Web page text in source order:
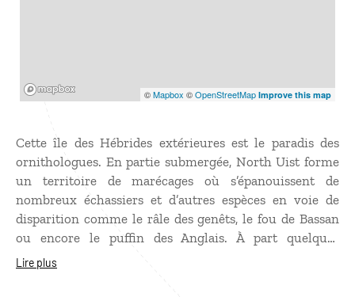
©Mapbox ©OpenStreetMap Improve this map
Cette île des Hébrides extérieures est le paradis des
ornithologues. En partie submergée, North Uist forme
un territoire de marécages où s’épanouissent de
nombreux échassiers et d’autres espèces en voie de
disparition comme le râle des genêts, le fou de Bassan
ou encore le puffin des Anglais. À part quelques
touristes, les seuls à fouler les dunes de North Uist sont
Lire plus